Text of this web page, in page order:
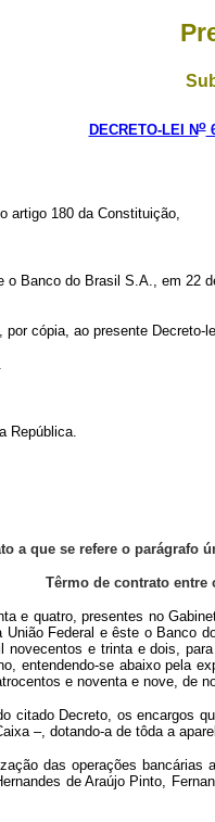
DECRETO-LEI No
artigo 180 da Constituição,
Banco do Brasil S.A., em 22
cópia, ao presente Decreto-
República.
a que se refere o parágrafo
Têrmo de contrato entre
e quatro, presentes no
Federal e êste o
e trinta e dois,
entendendo-se abaixo pela
e noventa e nove, de
citado Decreto, os encargos
–, dotando-a de tôda a
das operações
de Araújo Pinto,